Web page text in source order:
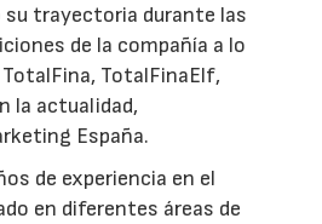
su trayectoria durante las
de la compañía a lo
TotalFinaElf,
la actualidad,
España.
de experiencia en el
en diferentes áreas de